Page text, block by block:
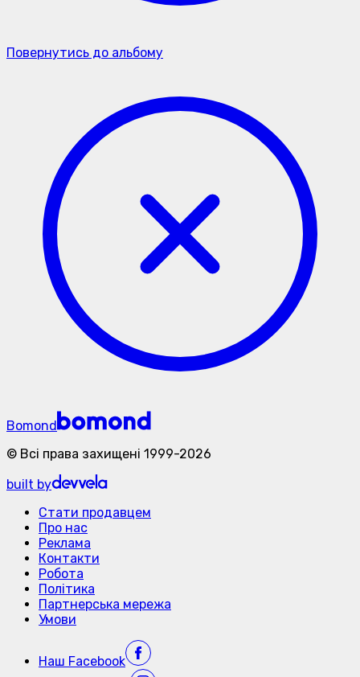
Повернутись до альбому
Bomond
© Всі права захищені 1999-2026
built by
Стати продавцем
Про нас
Реклама
Контакти
Робота
Політика
Партнерська мережа
Умови
Наш Facebook